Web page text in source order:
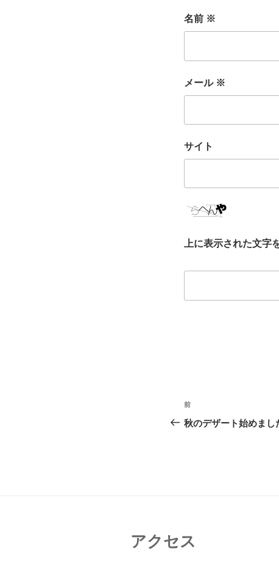
名前 ※
メール ※
サイト
上に表示された文字
投
稿
シ
前
の
前
秋のデザート始めまし
アクセス